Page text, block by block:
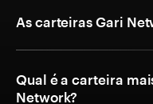
As carteiras Gari
Qual é a carteira
Network?